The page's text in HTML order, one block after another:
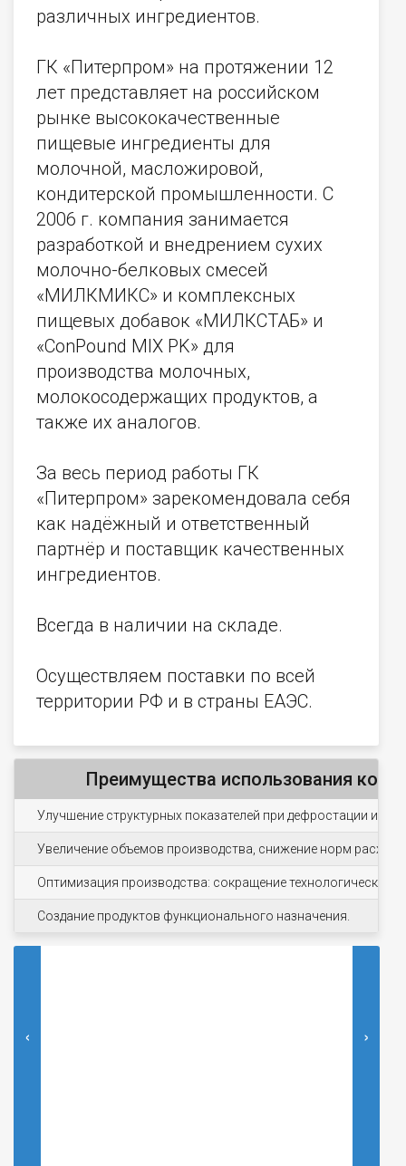
различных ингредиентов.
ГК «Питерпром» на протяжении 12
лет представляет на российском
рынке высококачественные
пищевые ингредиенты для
молочной, масложировой,
кондитерской промышленности. С
2006 г. компания занимается
разработкой и внедрением сухих
молочно-белковых смесей
«МИЛКМИКС» и комплексных
пищевых добавок «МИЛКСТАБ» и
«ConPound MIX PK» для
производства молочных,
молокосодержащих продуктов, а
также их аналогов.
За весь период работы ГК
«Питерпром» зарекомендовала себя
как надёжный и ответственный
партнёр и поставщик качественных
ингредиентов.
Всегда в наличии на складе.
Осуществляем поставки по всей
территории РФ и в страны ЕАЭС.
Преимущества использования
Улучшение структурных показателей при дефростации и
Увеличение объемов производства, снижение норм
Оптимизация производства: сокращение
Создание продуктов функционального назначения.
‹ ›